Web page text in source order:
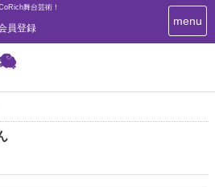
舞台芸術！
員登録
T
o
menu